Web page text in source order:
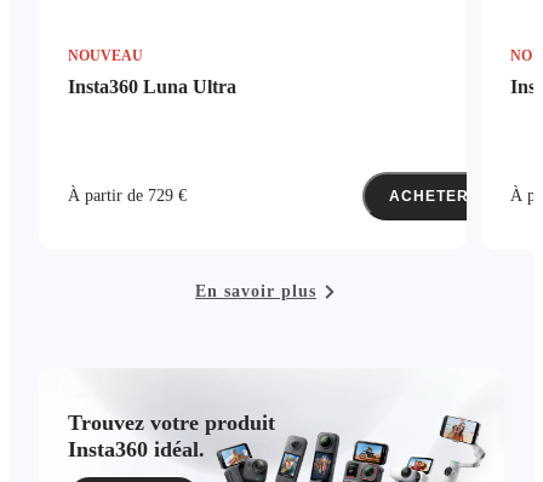
NOUVEAU
Insta360 Luna Ultra
À partir de 729 € ACHETER À
En savoir plus
Trouvez votre produit
Insta360 idéal.